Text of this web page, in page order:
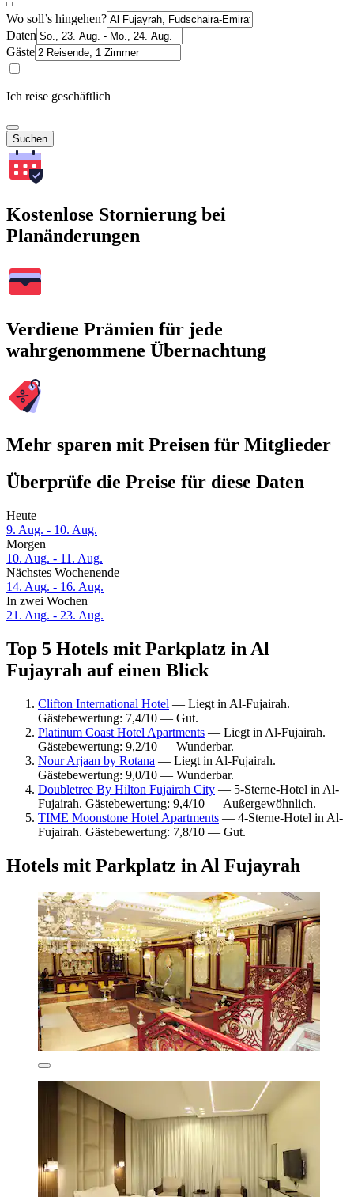
Wo soll’s hingehen?
Daten
Gäste
Ich reise geschäftlich
Suchen
Kostenlose Stornierung bei
Planänderungen
Verdiene Prämien für jede
wahrgenommene Übernachtung
Mehr sparen mit Preisen für Mitglieder
Überprüfe die Preise für diese Daten
Heute
9. Aug. - 10. Aug.
Morgen
10. Aug. - 11. Aug.
Nächstes Wochenende
14. Aug. - 16. Aug.
In zwei Wochen
21. Aug. - 23. Aug.
Top 5 Hotels mit Parkplatz in Al
Fujayrah auf einen Blick
Clifton International Hotel — Liegt in Al-Fujairah.
Gästebewertung: 7,4/10 — Gut.
Platinum Coast Hotel Apartments — Liegt in Al-Fujairah.
Gästebewertung: 9,2/10 — Wunderbar.
Nour Arjaan by Rotana — Liegt in Al-Fujairah.
Gästebewertung: 9,0/10 — Wunderbar.
Doubletree By Hilton Fujairah City — 5-Sterne-Hotel in Al-
Fujairah. Gästebewertung: 9,4/10 — Außergewöhnlich.
TIME Moonstone Hotel Apartments — 4-Sterne-Hotel in Al-
Fujairah. Gästebewertung: 7,8/10 — Gut.
Hotels mit Parkplatz in Al Fujayrah